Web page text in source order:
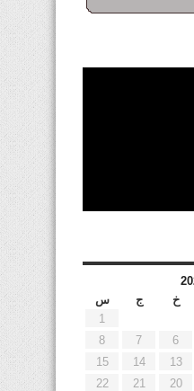
خ ج
س
1
6
7
8
13
14
15
20
21
22